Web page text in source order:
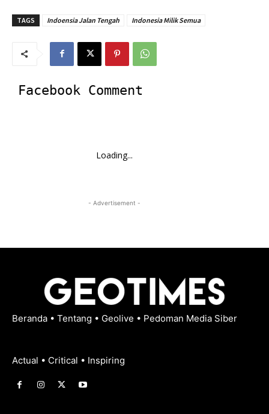
TAGS Indoensia Jalan Tengah Indonesia Milik Semua
Facebook Comment
Loading...
- Advertisement -
Beranda • Tentang • Geolive • Pedoman Media Siber
Actual • Critical • Inspiring